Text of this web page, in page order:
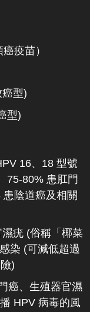
疫苗）
型)
型)
16、18 型號
75-80% 患肛門
陰道癌及相關
疣 (俗稱「椰菜
染 (可減低超過
)
癌、生殖器官濕
HPV 病毒的風